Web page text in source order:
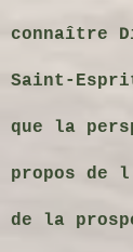
connaître
Saint-
que la
propos de
de la